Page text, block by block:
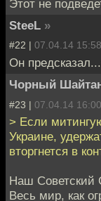
Этот не
SteeL »
#22 | 07.04.14 15:58
Он
Чорный
#23 | 07.04.14 16:00
> Если
Украине,
вторгнется в
Наш Советский
Весь мир, как